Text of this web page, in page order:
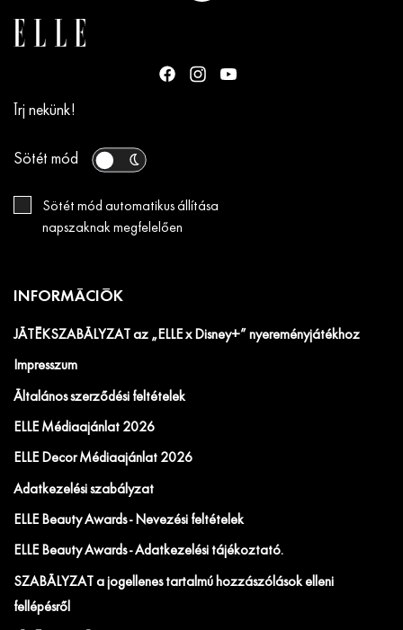
Írj nekünk!
Sötét mód
Sötét mód automatikus állítása
napszaknak megfelelően
INFORMÁCIÓK
JÁTÉKSZABÁLYZAT az „ELLE x Disney+” nyereményjátékhoz
Impresszum
Általános szerződési feltételek
ELLE Médiaajánlat 2026
ELLE Decor Médiaajánlat 2026
Adatkezelési szabályzat
ELLE Beauty Awards - Nevezési feltételek
ELLE Beauty Awards - Adatkezelési tájékoztató.
SZABÁLYZAT a jogellenes tartalmú hozzászólások elleni
fellépésről